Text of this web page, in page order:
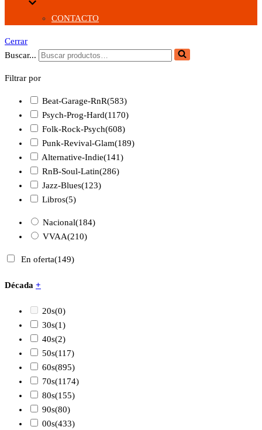
CONTACTO
Cerrar
Buscar...
Filtrar por
Beat-Garage-RnR(583)
Psych-Prog-Hard(1170)
Folk-Rock-Psych(608)
Punk-Revival-Glam(189)
Alternative-Indie(141)
RnB-Soul-Latin(286)
Jazz-Blues(123)
Libros(5)
Nacional(184)
VVAA(210)
En oferta(149)
Década +
20s(0)
30s(1)
40s(2)
50s(117)
60s(895)
70s(1174)
80s(155)
90s(80)
00s(433)